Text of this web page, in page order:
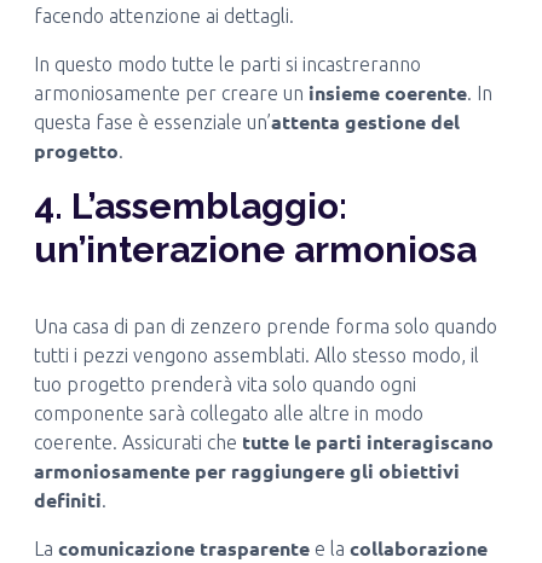
facendo attenzione ai dettagli.
In questo modo tutte le parti si incastreranno
armoniosamente per creare un insieme coerente. In
questa fase è essenziale un’attenta gestione del
progetto.
4. L’assemblaggio:
un’interazione armoniosa
Una casa di pan di zenzero prende forma solo quando
tutti i pezzi vengono assemblati. Allo stesso modo, il
tuo progetto prenderà vita solo quando ogni
componente sarà collegato alle altre in modo
coerente. Assicurati che tutte le parti interagiscano
armoniosamente per raggiungere gli obiettivi
definiti.
La comunicazione trasparentee la collaborazione